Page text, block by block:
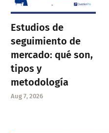
Estudios de
seguimiento de
mercado: qué son,
tipos y
metodología
Aug 7, 2026